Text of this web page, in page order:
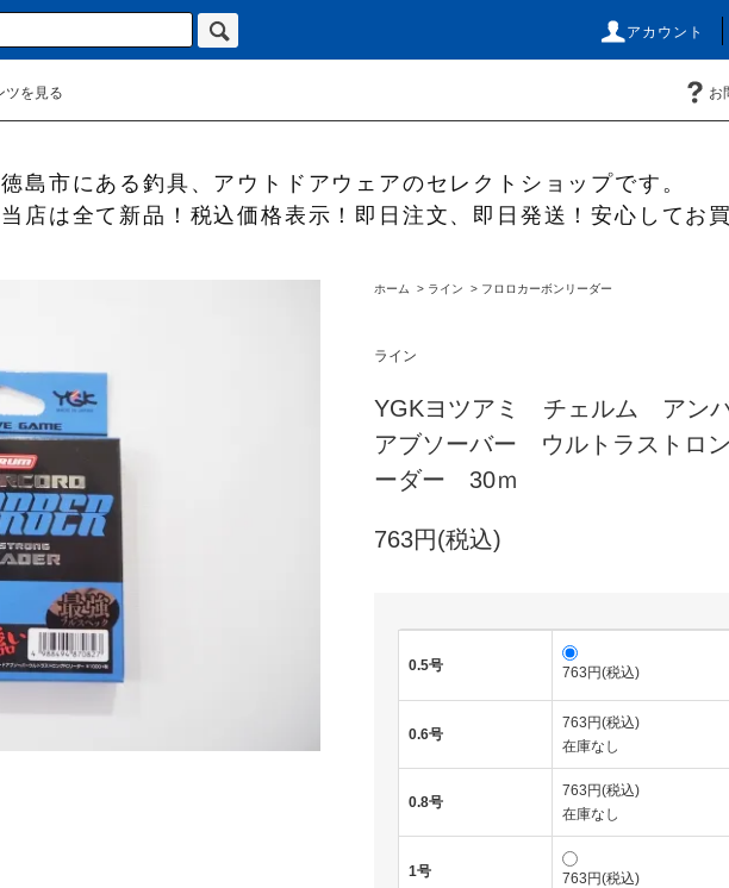
アカウント
ツを見る お
徳島市にある釣具、アウトドアウェアのセレクトショップです。
当店は全て新品！税込価格表示！即日注文、即日発送！安心してお買
ホーム > ライン > フロロカーボンリーダー
ライン
YGKヨツアミ チェルム アン
アブソーバー ウルトラストロ
ーダー 30ｍ
763円(税込)
0.5号 763円(税込)
0.6号
763円(税込)
在庫なし
0.8号
763円(税込)
在庫なし
1号 763円(税込)